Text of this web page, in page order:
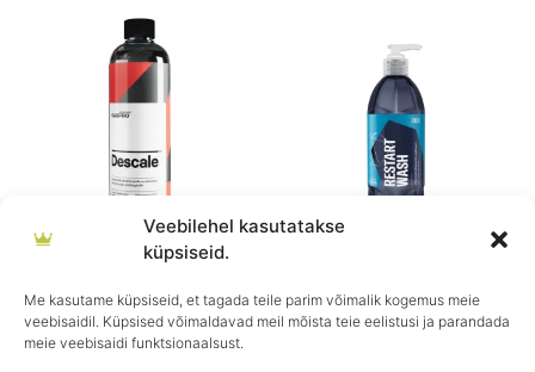
Veebilehel kasutatakse
küpsiseid.
Me kasutame küpsiseid, et tagada teile parim võimalik kogemus meie
veebisaidil. Küpsised võimaldavad meil mõista teie eelistusi ja parandada
meie veebisaidi funktsionaalsust.
CARPRO DESCALE
€18.90 – € 30.90
Price
range:
€18.90
through
€30.90
GYEON Q²M RestartWash
€ 17.90 – €33.90
€17.90
through
€33.90